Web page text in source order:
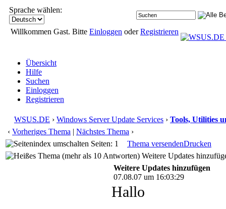
Sprache wählen:
Willkommen Gast. Bitte Einloggen oderRegistrieren
Übersicht
Hilfe
Suchen
Einloggen
Registrieren
WSUS.DE › Windows Server Update Services › Tools, Utilities
‹ Vorheriges Thema | Nächstes Thema ›
Seiten: 1
Thema versendenDrucken
Weitere Updates
Weitere Updates hinzufügen
07.08.07 um 16:03:29
Hallo